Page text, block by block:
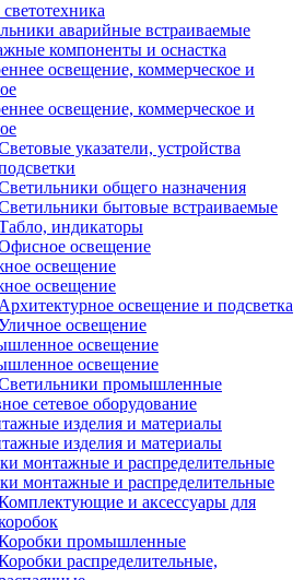
аварийные встраиваемые
компоненты и оснастка
освещение, коммерческое и
освещение, коммерческое и
указатели, устройства
общего назначения
бытовые встраиваемые
индикаторы
освещение
освещение
освещение
Архитектурное освещение и подсветка
освещение
освещение
освещение
промышленные
сетевое оборудование
изделия и материалы
изделия и материалы
монтажные и распределительные
монтажные и распределительные
и аксессуары для
промышленные
распределительные,